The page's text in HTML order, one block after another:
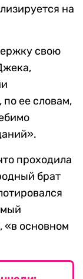
на
свою
по ее словам,
проходила
брат
«в основном